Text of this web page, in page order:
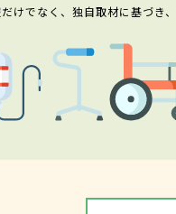
けでなく、独自取材に基づき